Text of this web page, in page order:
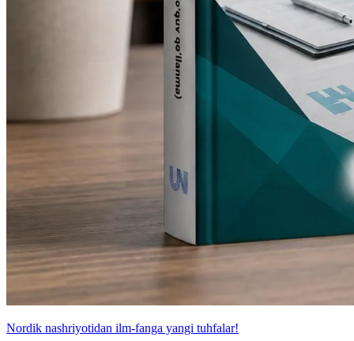
Nordik nashriyotidan ilm-fanga yangi tuhfalar!